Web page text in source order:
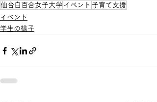
仙台白百合女子大学 イベント 子育て支援
イベント
学生の様子